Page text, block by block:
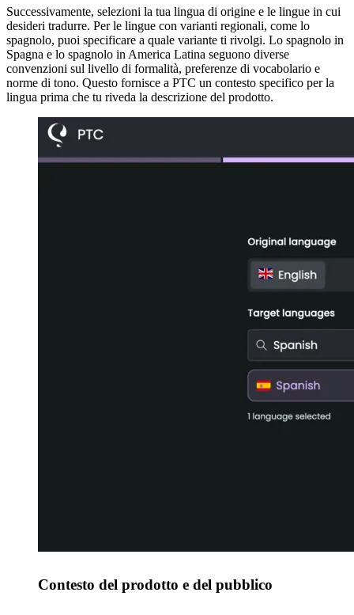
Successivamente, selezioni la tua lingua di origine e le lingue in cui
desideri tradurre. Per le lingue con varianti regionali, come lo
spagnolo, puoi specificare a quale variante ti rivolgi. Lo spagnolo in
Spagna e lo spagnolo in America Latina seguono diverse
convenzioni sul livello di formalità, preferenze di vocabolario e
norme di tono. Questo fornisce a PTC un contesto specifico per la
lingua prima che tu riveda la descrizione del prodotto.
Contesto del prodotto e del pubblico